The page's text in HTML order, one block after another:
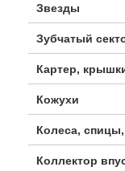
Звезды
Зубчатый
Картер,
Кожухи
Колеса,
Коллектор